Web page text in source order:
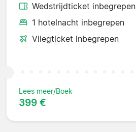
Wedstrijdticket inbegrepen
1 hotelnacht inbegrepen
Vliegticket inbegrepen
Lees meer/Boek
399 €